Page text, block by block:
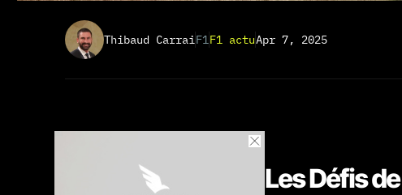
Thibaud Carrai F1 F1 actuApr 7, 2025
Les Défis de